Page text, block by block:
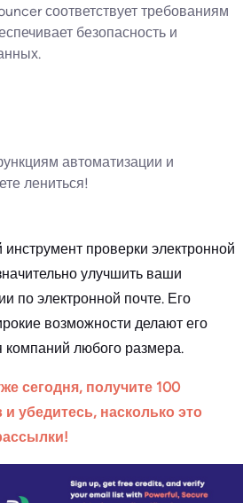
соответствует требованиям
безопасность и
автоматизации и
лениться!
проверки электронной
улучшить ваши
по электронной почте. Его
возможности делают его
любого размера.
сегодня, получите 100
убедитесь, насколько это